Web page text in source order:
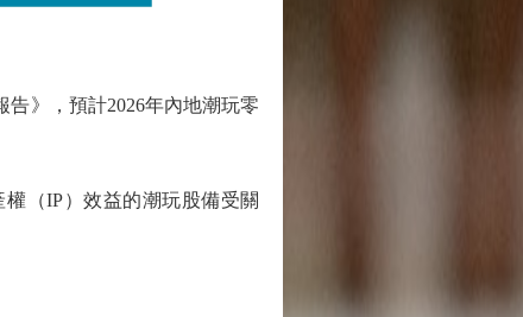
》，預計2026年內地潮玩零
（IP）效益的潮玩股備受關